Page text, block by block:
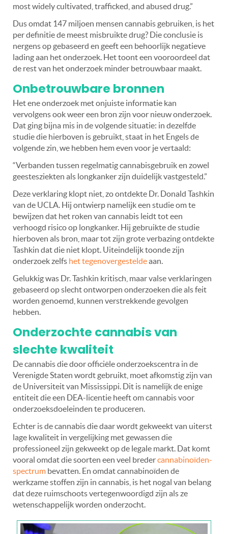
most widely cultivated, trafficked, and abused drug.”
Dus omdat 147 miljoen mensen cannabis gebruiken, is het
per definitie de meest misbruikte drug? Die conclusie is
nergens op gebaseerd en geeft een behoorlijk negatieve
lading aan het onderzoek. Het toont een vooroordeel dat
de rest van het onderzoek minder betrouwbaar maakt.
Onbetrouwbare bronnen
Het ene onderzoek met onjuiste informatie kan
vervolgens ook weer een bron zijn voor nieuw onderzoek.
Dat ging bijna mis in de volgende situatie: in dezelfde
studie die hierboven is gebruikt, staat in het Engels de
volgende zin, we hebben hem even voor je vertaald:
“Verbanden tussen regelmatig cannabisgebruik en zowel
geestesziekten als longkanker zijn duidelijk vastgesteld.”
Deze verklaring klopt niet, zo ontdekte Dr. Donald Tashkin
van de UCLA. Hij ontwierp namelijk een studie om te
bewijzen dat het roken van cannabis leidt tot een
verhoogd risico op longkanker. Hij gebruikte de studie
hierboven als bron, maar tot zijn grote verbazing ontdekte
Tashkin dat die niet klopt. Uiteindelijk toonde zijn
onderzoek zelfs het tegenovergesteldeaan.
Gelukkig was Dr. Tashkin kritisch, maar valse verklaringen
gebaseerd op slecht ontworpen onderzoeken die als feit
worden genoemd, kunnen verstrekkende gevolgen
hebben.
Onderzochte cannabis van
slechte kwaliteit
De cannabis die door officiële onderzoekscentra in de
Verenigde Staten wordt gebruikt, moet afkomstig zijn van
de Universiteit van Mississippi. Dit is namelijk de enige
entiteit die een DEA-licentie heeft om cannabis voor
onderzoeksdoeleinden te produceren.
Echter is de cannabis die daar wordt gekweekt van uiterst
lage kwaliteit in vergelijking met gewassen die
professioneel zijn gekweekt op de legale markt. Dat komt
vooral omdat die soorten een veel bredercannabinoïden-
spectrum bevatten. En omdat cannabinoïden de
werkzame stoffen zijn in cannabis, is het nogal van belang
dat deze ruimschoots vertegenwoordigd zijn als ze
wetenschappelijk worden onderzocht.